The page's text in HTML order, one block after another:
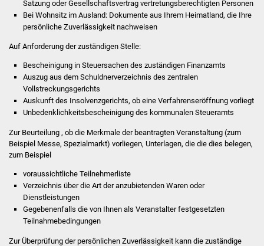
Veranstaltungen
Stadtfest
Ostermarkt
Hallenbad
Stadtbücherei
Satzung oder Gesellschaftsvertrag vertretungsberechtigten Personen
Bei Wohnsitz im Ausland: Dokumente aus Ihrem Heimatland, die Ihre
persönliche Zuverlässigkeit nachweisen
Auf Anforderung der zuständigen Stelle:
Bescheinigung in Steuersachen des zuständigen Finanzamts
Auszug aus dem Schuldnerverzeichnis des zentralen
Vollstreckungsgerichts
Auskunft des Insolvenzgerichts, ob eine Verfahrenseröffnung vorliegt
Unbedenklichkeitsbescheinigung des kommunalen Steueramts
Zur Beurteilung , ob die Merkmale der beantragten Veranstaltung (zum
Beispiel Messe, Spezialmarkt) vorliegen, Unterlagen, die die dies belegen,
zum Beispiel
voraussichtliche Teilnehmerliste
Verzeichnis über die Art der anzubietenden Waren oder
Dienstleistungen
Gegebenenfalls die von Ihnen als Veranstalter festgesetzten
Teilnahmebedingungen
Zur Überprüfung der persönlichen Zuverlässigkeit kann die zuständige